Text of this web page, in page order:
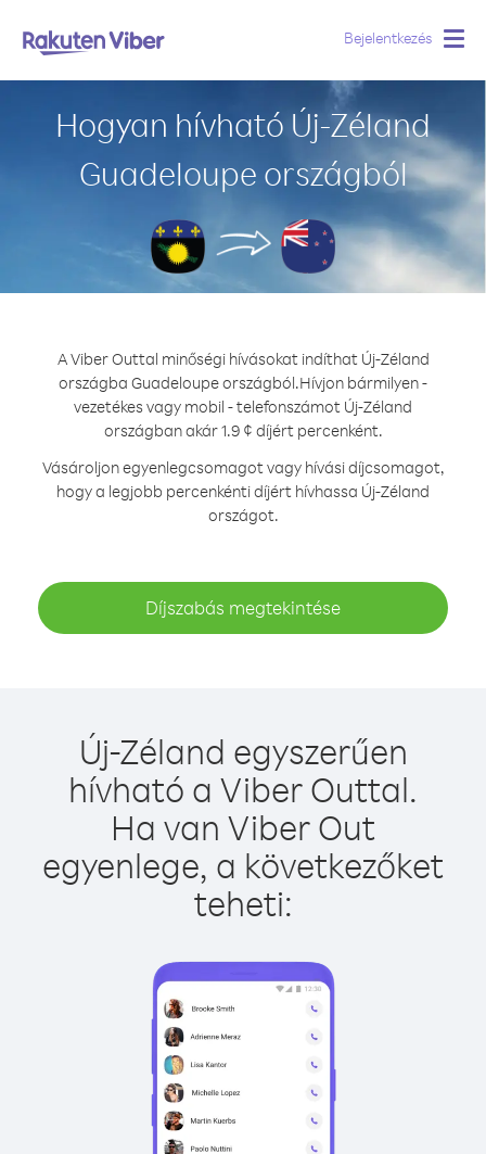
Bejelentkezés
Hogyan hívható Új-Zéland
Guadeloupe országból
A Viber Outtal minőségi hívásokat indíthat Új-Zéland
országba Guadeloupe országból.Hívjon bármilyen -
vezetékes vagy mobil - telefonszámot Új-Zéland
országban akár 1.9 ¢ díjért percenként.
Vásároljon egyenlegcsomagot vagy hívási díjcsomagot,
hogy a legjobb percenkénti díjért hívhassa Új-Zéland
országot.
Díjszabás megtekintése
Új-Zéland egyszerűen
hívható a Viber Outtal.
Ha van Viber Out
egyenlege, a következőket
teheti: